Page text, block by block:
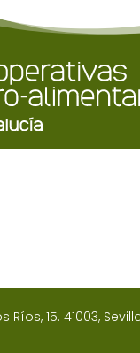
15. 41003,